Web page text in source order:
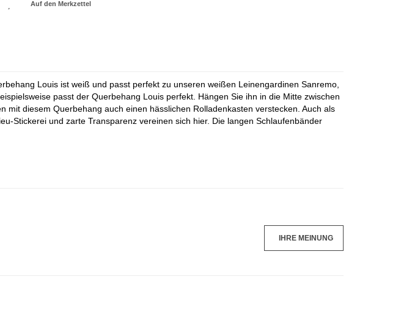
Louis ist weiß und passt perfekt zu unseren weißen Leinengardinen Sanremo,
passt der Querbehang Louis perfekt. Hängen Sie ihn in die Mitte zwischen
diesem Querbehang auch einen hässlichen Rolladenkasten verstecken. Auch als
Stickerei und zarte Transparenz vereinen sich hier. Die langen Schlaufenbänder
IHRE MEINUNG